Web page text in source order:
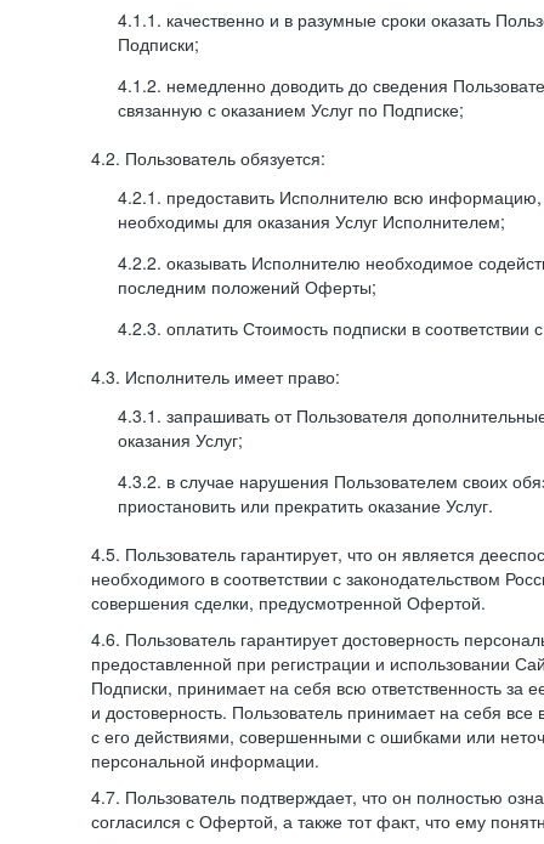
4.1.1. качественно и в разумные сроки оказать
Подписки;
4.1.2. немедленно доводить до сведения
связанную с оказанием Услуг по Подписке;
4.2. Пользователь обязуется:
4.2.1. предоставить Исполнителю всю
необходимы для оказания Услуг Исполнителем;
4.2.2. оказывать Исполнителю необходимое
последним положений Оферты;
4.2.3. оплатить Стоимость подписки в
4.3. Исполнитель имеет право:
4.3.1. запрашивать от Пользователя
оказания Услуг;
4.3.2. в случае нарушения Пользователем своих
приостановить или прекратить оказание Услуг.
4.5. Пользователь гарантирует, что он является
необходимого в соответствии с законодательством
совершения сделки, предусмотренной Офертой.
4.6. Пользователь гарантирует достоверность
предоставленной при регистрации и использовании
Подписки, принимает на себя всю ответственность за
и достоверность. Пользователь принимает на себя
с его действиями, совершенными с ошибками или
персональной информации.
4.7. Пользователь подтверждает, что он полностью
согласился с Офертой, а также тот факт, что ему